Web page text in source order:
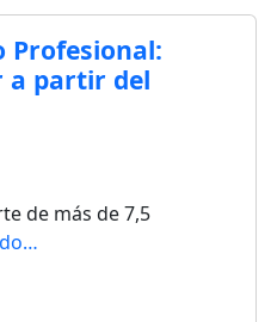
Profesional:
a partir del
de más de 7,5